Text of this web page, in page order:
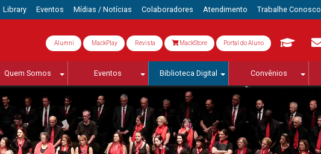
Library Eventos Mídias / Notícias Colaboradores Atendimento Trabalhe Conosco
Alumni MackPlay Revista MackStore Portal do Aluno
Quem Somos Eventos Biblioteca Digital Convênios